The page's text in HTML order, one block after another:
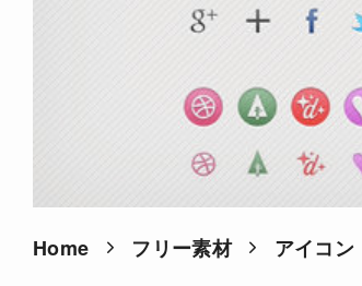
Home フリー素材 アイコン